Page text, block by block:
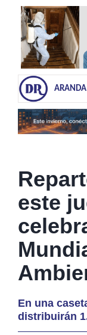
ARANDA
este
En una
distribuirán